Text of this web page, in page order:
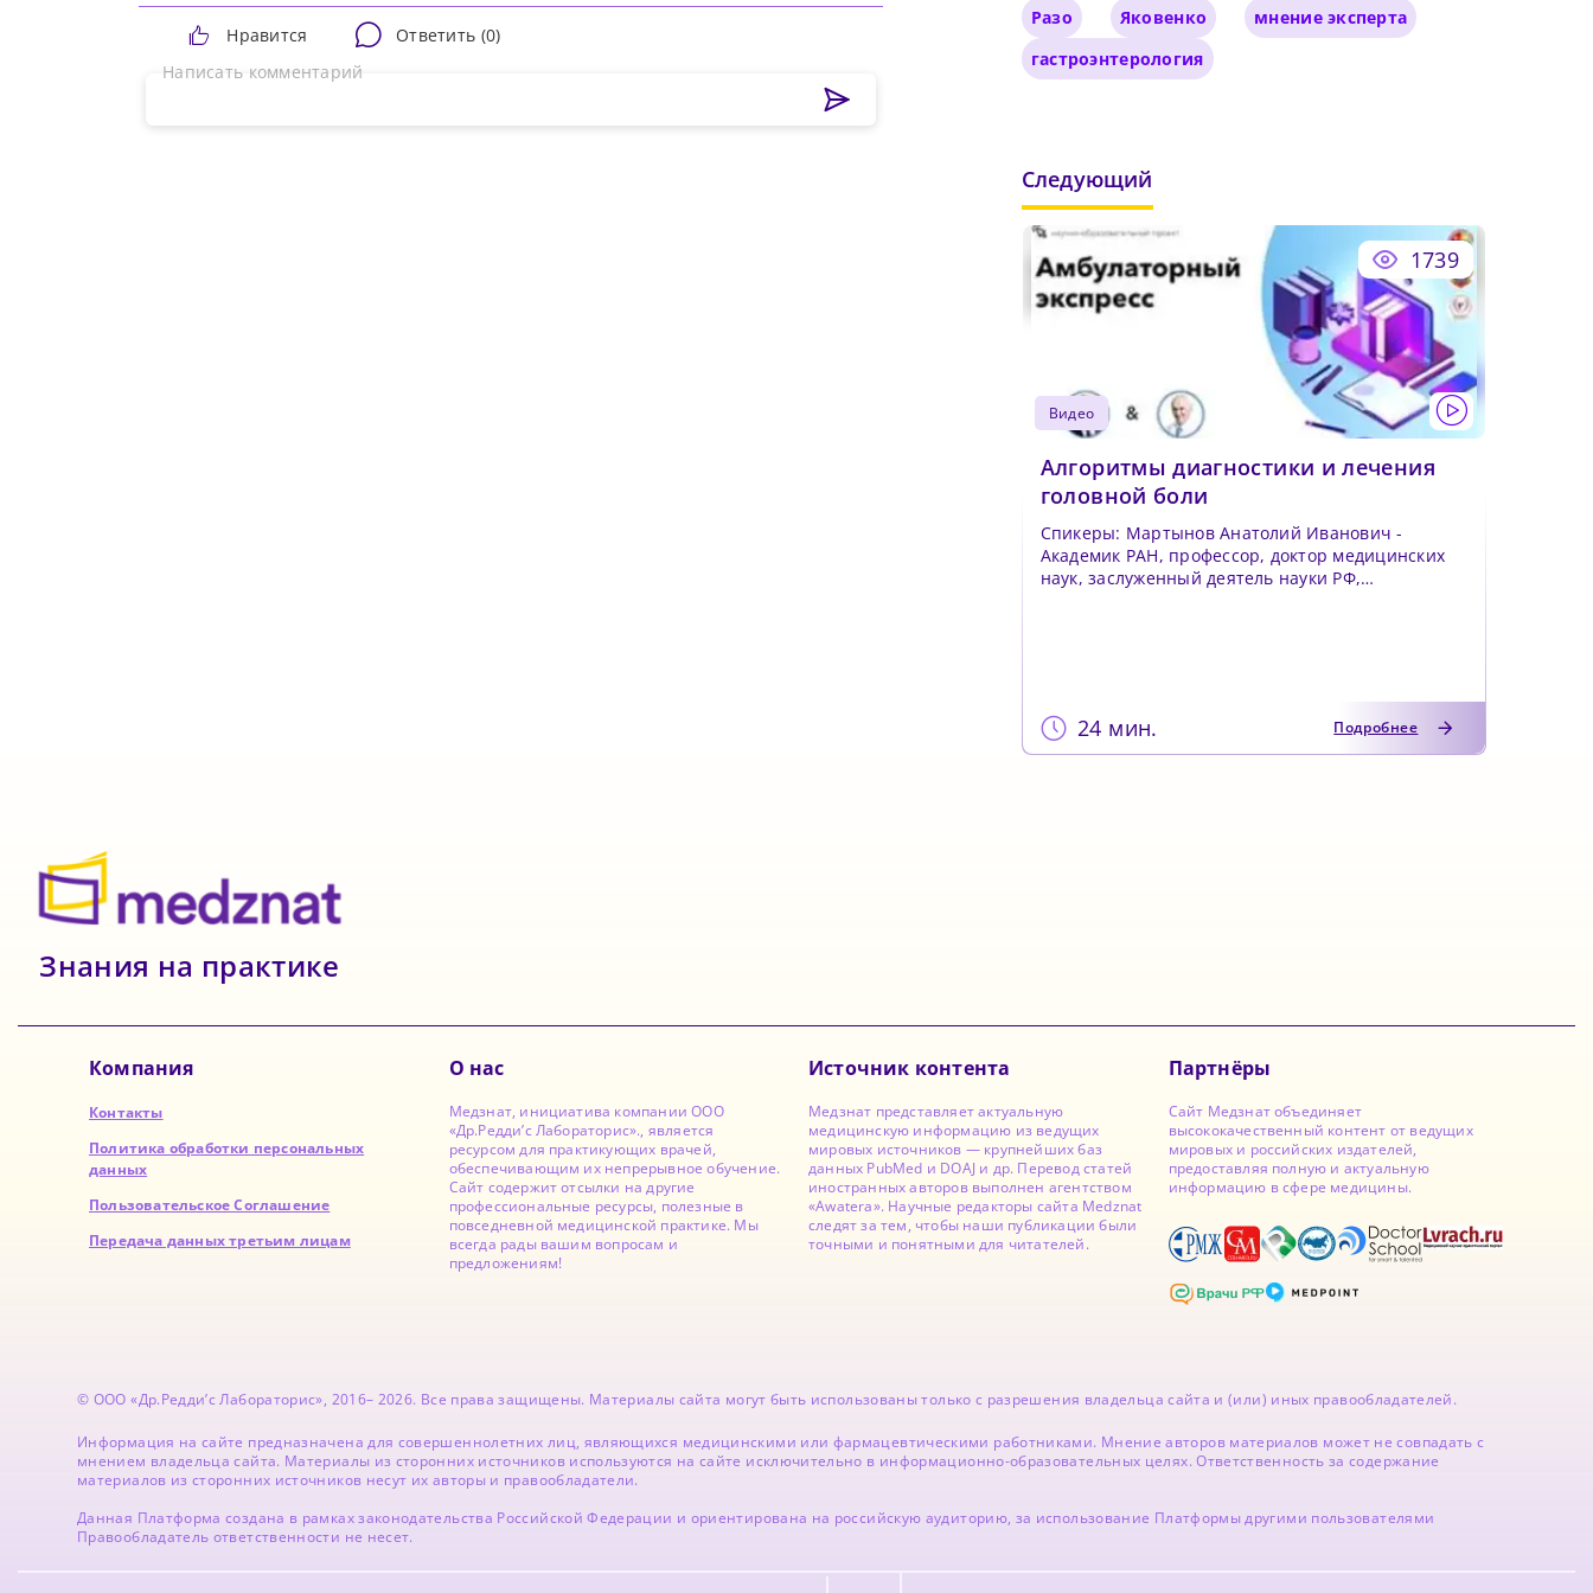
Нравится Ответить (0)
Написать комментарий
Разо Яковенко
мнение эксперта
гастроэнтерология
Следующий
1739
видео
Алгоритмы диагностики и лечения
головной боли
Спикеры: Мартынов Анатолий Иванович -
Академик РАН, профессор, доктор медицинских
наук, заслуженный деятель науки РФ,
24 мин. Подробнее
Знания на практике
Компания
Контакты
Политика обработки персональных
данных
Пользовательское Соглашение
Передача данных третьим лицам
О нас
Медзнат, инициатива компании ООО
«Др.Редди’с Лабораторис»., является
ресурсом для практикующих врачей,
обеспечивающим их непрерывное обучение.
Сайт содержит отсылки на другие
профессиональные ресурсы, полезные в
повседневной медицинской практике. Мы
всегда рады вашим вопросам и
предложениям!
Источник контента
Медзнат представляет актуальную
медицинскую информацию из ведущих
мировых источников — крупнейших баз
данных PubMed и DOAJ и др. Перевод статей
иностранных авторов выполнен агентством
«Awatera». Научные редакторы сайта Medznat
следят за тем, чтобы наши публикации были
точными и понятными для читателей.
Партнёры
Сайт Медзнат объединяет
высококачественный контент от ведущих
мировых и российских издателей,
предоставляя полную и актуальную
информацию в сфере медицины.
© ООО «Др.Редди’с Лабораторис», 2016– 2026. Все права защищены. Материалы сайта могут быть использованы только с разрешения владельца сайта и (или) иных правообладателей.
Информация на сайте предназначена для совершеннолетних лиц, являющихся медицинскими или фармацевтическими работниками. Мнение авторов материалов может не совпадать с
мнением владельца сайта. Материалы из сторонних источников используются на сайте исключительно в информационно-образовательных целях. Ответственность за содержание
материалов из сторонних источников несут их авторы и правообладатели.
Данная Платформа создана в рамках законодательства Российской Федерации и ориентирована на российскую аудиторию, за использование Платформы другими пользователями
Правообладатель ответственности не несет.